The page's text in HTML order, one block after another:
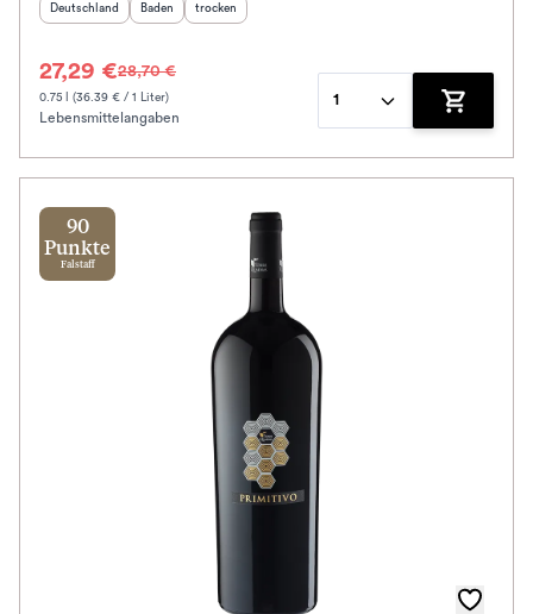
Herkunftsland
Deutschland Herkunftsregion:
Baden Geschmack
trocken
27,29 €28,70 €
0.75 l (36.39 € / 1 Liter)
Lebensmittelangaben
1
Zum
90
Punkte
Falstaff